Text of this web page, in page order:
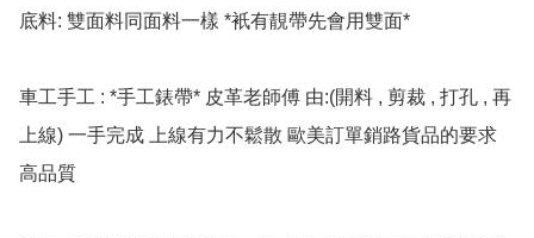
底料: 雙面料同面料一樣 *衹有靚帶先會用雙面*
車工手工 : *手工錶帶* 皮革老師傅 由:(開料 , 剪裁 , 打孔 , 再
上線) 一手完成 上線有力不鬆散 歐美訂單銷路貨品的要求
高品質